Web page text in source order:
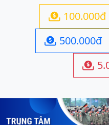
 100.000đ
 500.000đ
